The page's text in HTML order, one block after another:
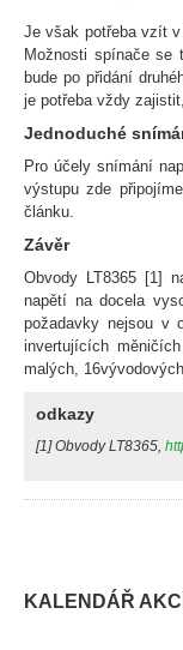
Je však potřeba vzít
Možnosti spínače se
bude po přidání
je potřeba vždy
Jednoduché
Pro účely snímání
výstupu zde
článku.
Závěr
Obvody LT8365 [1]
napětí na docela
požadavky nejsou v
invertujících
malých,
odkazy
[1] Obvody LT8365,
KALENDÁŘ AKCÍ